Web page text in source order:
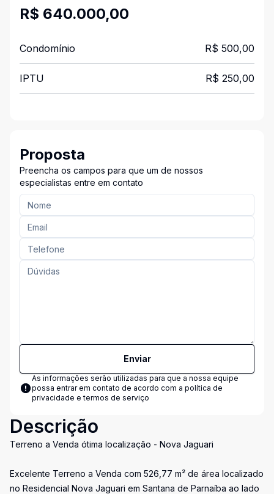
R$ 640.000,00
Condomínio R$ 500,00
IPTU R$ 250,00
Proposta
Preencha os campos para que um de nossos
especialistas entre em contato
Enviar
As informações serão utilizadas para que a nossa equipe
possa entrar em contato de acordo com a política de
privacidade e termos de serviço
Descrição
Terreno a Venda ótima localização - Nova Jaguari
Excelente Terreno a Venda com 526,77 m² de área localizado
no Residencial Nova Jaguari em Santana de Parnaíba ao lado